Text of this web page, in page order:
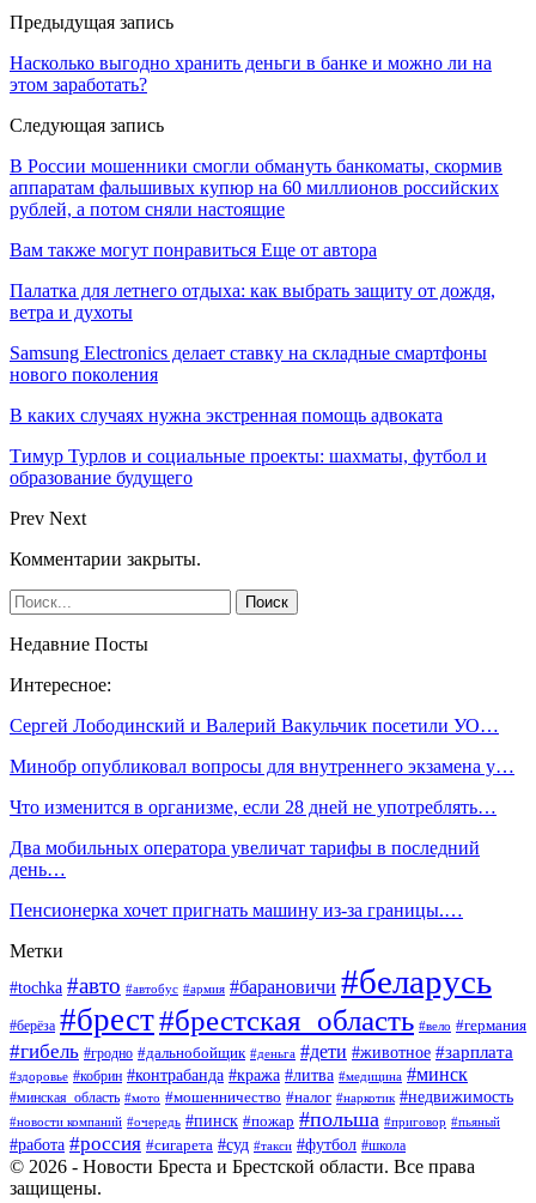
Предыдущая запись
Насколько выгодно хранить деньги в банке и можно ли на
этом заработать?
Следующая запись
В России мошенники смогли обмануть банкоматы, скормив
аппаратам фальшивых купюр на 60 миллионов российских
рублей, а потом сняли настоящие
Вам также могут понравиться Еще от автора
Палатка для летнего отдыха: как выбрать защиту от дождя,
ветра и духоты
Samsung Electronics делает ставку на складные смартфоны
нового поколения
В каких случаях нужна экстренная помощь адвоката
Тимур Турлов и социальные проекты: шахматы, футбол и
образование будущего
Prev Next
Комментарии закрыты.
Недавние Посты
Интересное:
Сергей Лободинский и Валерий Вакульчик посетили УО…
Минобр опубликовал вопросы для внутреннего экзамена у…
Что изменится в организме, если 28 дней не употреблять…
Два мобильных оператора увеличат тарифы в последний
день…
Пенсионерка хочет пригнать машину из-за границы.…
Метки
#tochka #авто #автобус #армия #барановичи #беларусь
#берёза #брест#брестская_область #вело #германия
#гибель #гродно #дальнобойщик #деньга #дети #животное #зарплата
#здоровье #кобрин #контрабанда #кража #литва #медицина #минск
#минская_область #мото #мошенничество #налог #наркотик #недвижимость
#новости компаний #очередь #пинск #пожар #польша #приговор #пьяный
#работа #россия #сигарета #суд #такси #футбол #школа
© 2026 - Новости Бреста и Брестской области. Все права
защищены.